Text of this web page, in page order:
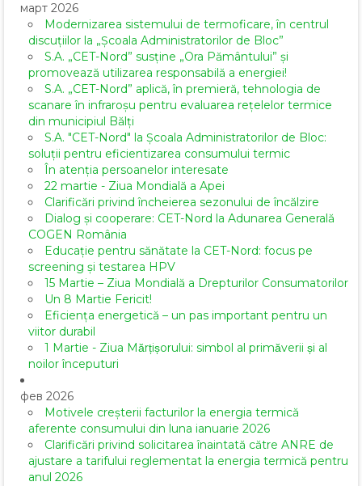
март 2026
Modernizarea sistemului de termoficare, în centrul
discuțiilor la „Școala Administratorilor de Bloc”
S.A. „CET-Nord” susține „Ora Pământului” și
promovează utilizarea responsabilă a energiei!
S.A. „CET-Nord” aplică, în premieră, tehnologia de
scanare în infraroșu pentru evaluarea rețelelor termice
din municipiul Bălți
S.A. "CET-Nord" la Școala Administratorilor de Bloc:
soluții pentru eficientizarea consumului termic
În atenția persoanelor interesate
22 martie - Ziua Mondială a Apei
Clarificări privind încheierea sezonului de încălzire
Dialog și cooperare: CET-Nord la Adunarea Generală
COGEN România
Educație pentru sănătate la CET-Nord: focus pe
screening și testarea HPV
15 Martie – Ziua Mondială a Drepturilor Consumatorilor
Un 8 Martie Fericit!
Eficiența energetică – un pas important pentru un
viitor durabil
1 Martie - Ziua Mărțișorului: simbol al primăverii și al
noilor începuturi
фев 2026
Motivele creșterii facturilor la energia termică
aferente consumului din luna ianuarie 2026
Clarificări privind solicitarea înaintată către ANRE de
ajustare a tarifului reglementat la energia termică pentru
anul 2026